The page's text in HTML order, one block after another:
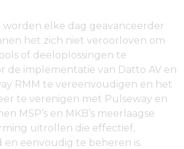
elke dag geavanceerder
het zich niet veroorloven om
of deeloplossingen te
de implementatie van Datto AV en
RMM te vereenvoudigen en het
te verenigen met Pulseway en
MSP’s en MKB’s meerlaagse
uitrollen die effectief,
en eenvoudig te beheren is.